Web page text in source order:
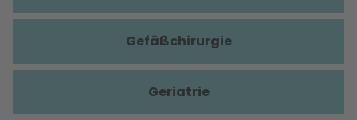
Gefäßchirurgie
Geriatrie